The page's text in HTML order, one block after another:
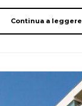
Continua a leggere